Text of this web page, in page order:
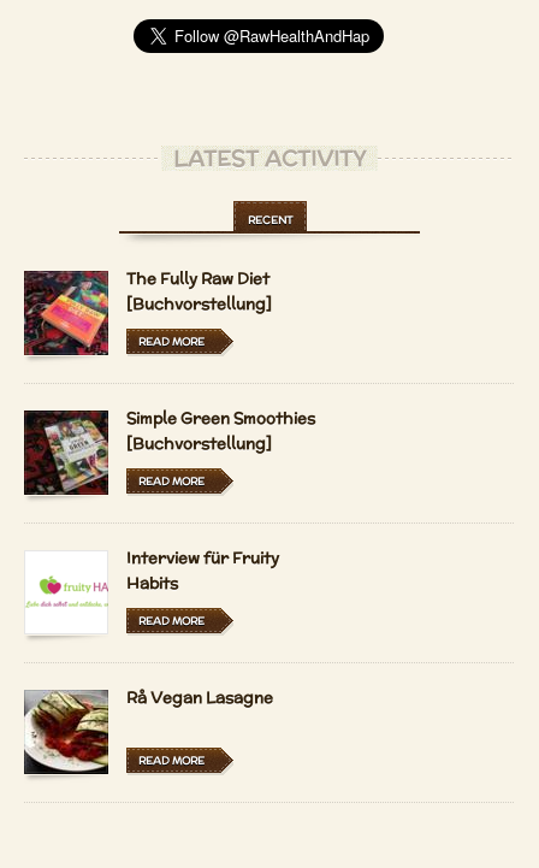
LATEST ACTIVITY
RECENT
The Fully Raw Diet
[Buchvorstellung]
READ MORE
Simple Green Smoothies
[Buchvorstellung]
READ MORE
Interview für Fruity
Habits
READ MORE
Rå Vegan Lasagne
READ MORE